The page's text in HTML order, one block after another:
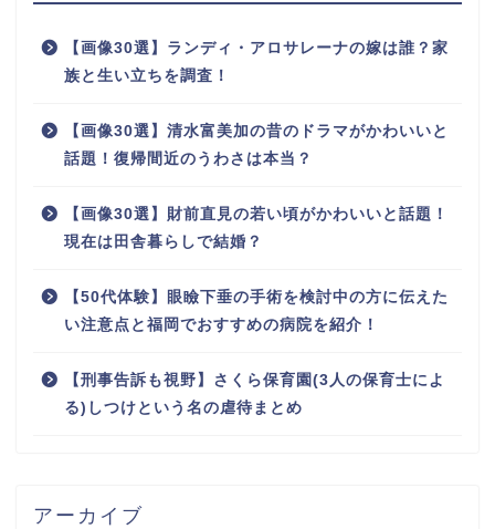
【画像30選】ランディ・アロサレーナの嫁は誰？家
族と生い立ちを調査！
【画像30選】清水富美加の昔のドラマがかわいいと
話題！復帰間近のうわさは本当？
【画像30選】財前直見の若い頃がかわいいと話題！
現在は田舎暮らしで結婚？
【50代体験】眼瞼下垂の手術を検討中の方に伝えた
い注意点と福岡でおすすめの病院を紹介！
【刑事告訴も視野】さくら保育園(3人の保育士によ
る)しつけという名の虐待まとめ
アーカイブ